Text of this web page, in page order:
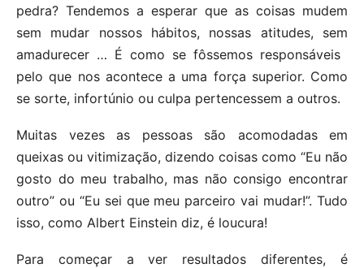
pedra? Tendemos a esperar que as coisas mudem
sem mudar nossos hábitos, nossas atitudes, sem
amadurecer … É como se fôssemos responsáveis ​​
pelo que nos acontece a uma força superior. Como
se sorte, infortúnio ou culpa pertencessem a outros.
Muitas vezes as pessoas são acomodadas em
queixas ou vitimização, dizendo coisas como “Eu não
gosto do meu trabalho, mas não consigo encontrar
outro” ou “Eu sei que meu parceiro vai mudar!”. Tudo
isso, como Albert Einstein diz, é loucura!
Para começar a ver resultados diferentes, é